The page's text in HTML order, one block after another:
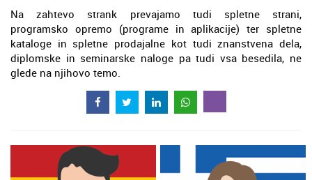
Na zahtevo strank prevajamo tudi spletne strani,
programsko opremo (programe in aplikacije) ter spletne
kataloge in spletne prodajalne kot tudi znanstvena dela,
diplomske in seminarske naloge pa tudi vsa besedila, ne
glede na njihovo temo.